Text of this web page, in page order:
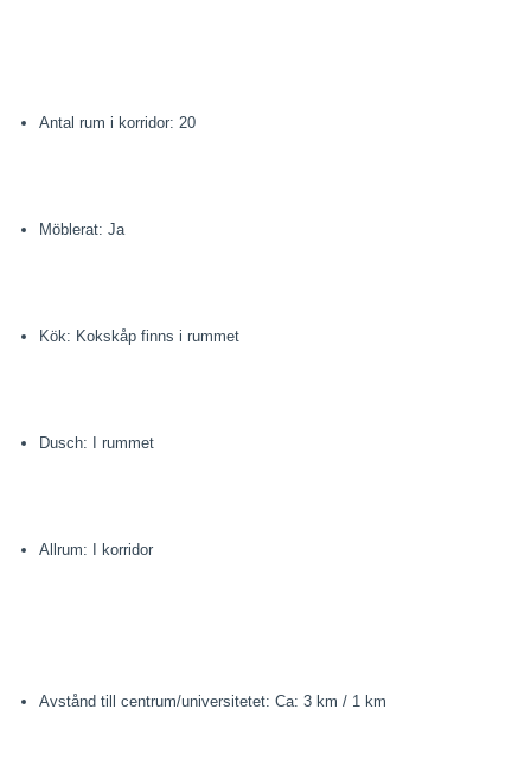
Antal rum i korridor: 20
Möblerat: Ja
Kök: Kokskåp finns i rummet
Dusch: I rummet
Allrum: I korridor
Avstånd till centrum/universitetet: Ca: 3 km / 1 km